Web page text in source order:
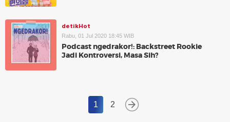
detikHot
Rabu, 01 Jul 2020 18:45 WIB
Podcast ngedrakor!: Backstreet Rookie
Jadi Kontroversi, Masa Sih?
1 2